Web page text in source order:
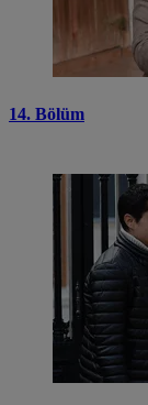
14. Bölüm